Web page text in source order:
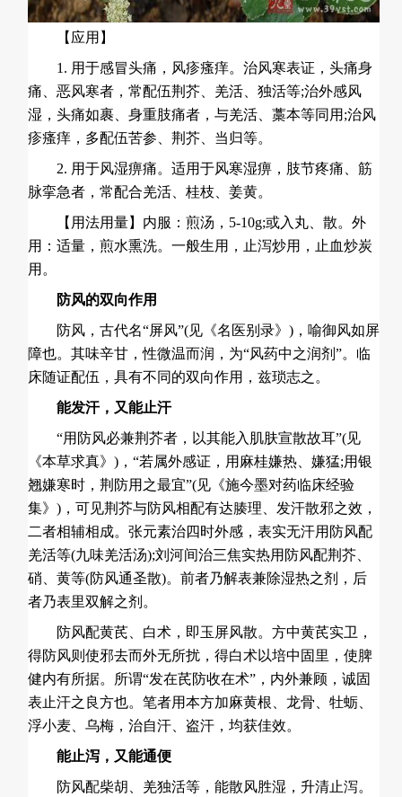
【应用】
1. 用于感冒头痛，风疹瘙痒。治风寒表证，头痛身
痛、恶风寒者，常配伍荆芥、羌活、独活等;治外感风
湿，头痛如裹、身重肢痛者，与羌活、藁本等同用;治风
疹瘙痒，多配伍苦参、荆芥、 当归等。
2. 用于风湿痹痛。适用于风寒湿痹，肢节疼痛、筋
脉挛急者，常配合羌活、桂枝、姜黄。
【用法用量】内服：煎汤，5-10g;或入丸、散。外
用：适量，煎水熏洗。一般生用，止泻炒用，止血炒炭
用。
防风的双向作用
防风，古代名“屏风”(见《名医别录》)，喻御风如屏
障也。其味辛甘，性微温而润，为“风药中之润剂”。临
床随证配伍，具有不同的双向作用，兹琐志之。
能发汗，又能止汗
“用防风必兼荆芥者，以其能入肌肤宣散故耳”(见
《本草求真》)，“若属外感证，用麻桂嫌热、嫌猛;用银
翘嫌寒时，荆防用之最宜”(见《施今墨对药临床经验
集》)，可见荆芥与防风相配有达腠理、发汗散邪之效，
二者相辅相成。张元素治四时外感，表实无汗用防风配
羌活等(九味羌活汤);刘河间治三焦实热用防风配荆芥、
硝、黄等(防风通圣散)。前者乃解表兼除湿热之剂，后
者乃表里双解之剂。
防风配黄芪、 白术 ，即玉屏风散。方中黄芪实卫，
得防风则使邪去而外无所扰，得白术以培中固里，使脾
健内有所据。所谓“发在芪防收在术”，内外兼顾，诚固
表止汗之良方也。笔者用本方加麻黄根、龙骨、牡蛎、
浮小麦、 乌梅 ，治自汗、盗汗，均获佳效。
能止泻，又能通便
防风配柴胡、羌独活等，能散风胜湿，升清止泻。